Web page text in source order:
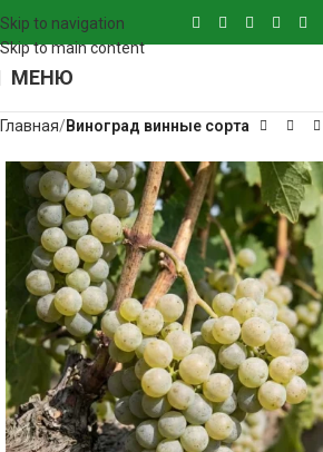
Skip to navigation
Skip to main content
МЕНЮ
Главная Виноград винные сорта